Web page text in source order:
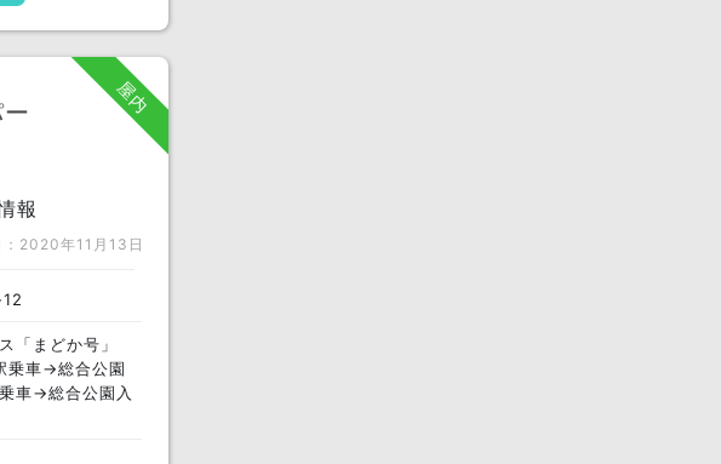
屋内
報
：2020年11月13日
「まどか号」
乗車→総合公園
車→総合公園入